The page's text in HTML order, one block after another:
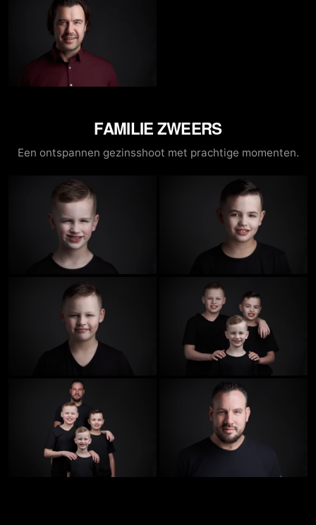
FAMILIE ZWEERS
Een ontspannen gezinsshoot met prachtige momenten.